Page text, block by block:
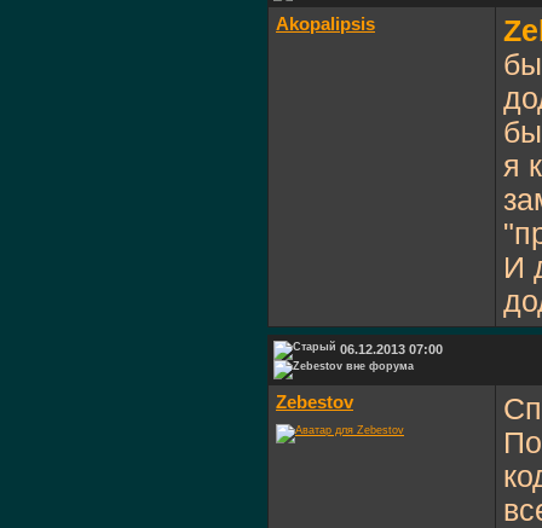
Akopalipsis
я
И
06.12.2013 07:00
Zebestov